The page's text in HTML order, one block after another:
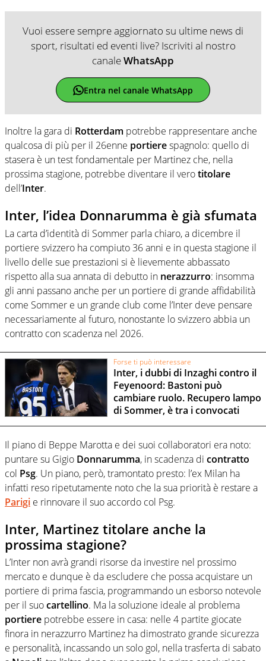
Vuoi essere sempre aggiornato su ultime news di
sport, risultati ed eventi live? Iscriviti al nostro
canaleWhatsApp
Entra nel canale WhatsApp
Inoltre la gara di Rotterdam potrebbe rappresentare anche
qualcosa di più per il 26enne portierespagnolo: quello di
stasera è un test fondamentale per Martinez che, nella
prossima stagione, potrebbe diventare il verotitolare
dell’Inter.
Inter, l’idea Donnarumma è già sfumata
La carta d’identità di Sommer parla chiaro, a dicembre il
portiere svizzero ha compiuto 36 anni e in questa stagione il
livello delle sue prestazioni si è lievemente abbassato
rispetto alla sua annata di debutto in nerazzurro: insomma
gli anni passano anche per un portiere di grande affidabilità
come Sommer e un grande club come l’Inter deve pensare
necessariamente al futuro, nonostante lo svizzero abbia un
contratto con scadenza nel 2026.
Forse ti può interessare
Inter, i dubbi di Inzaghi contro il
Feyenoord: Bastoni può
cambiare ruolo. Recupero lampo
di Sommer, è tra i convocati
Il piano di Beppe Marotta e dei suoi collaboratori era noto:
puntare su Gigio Donnarumma, in scadenza di contratto
col Psg. Un piano, però, tramontato presto: l’ex Milan ha
infatti reso ripetutamente noto che la sua priorità è restare a
Parigi e rinnovare il suo accordo col Psg.
Inter, Martinez titolare anche la
prossima stagione?
L’Inter non avrà grandi risorse da investire nel prossimo
mercato e dunque è da escludere che possa acquistare un
portiere di prima fascia, programmando un esborso notevole
per il suocartellino. Ma la soluzione ideale al problema
portiere potrebbe essere in casa: nelle 4 partite giocate
finora in nerazzurro Martinez ha dimostrato grande sicurezza
e personalità, incassando un solo gol, nella trasferta di sabato